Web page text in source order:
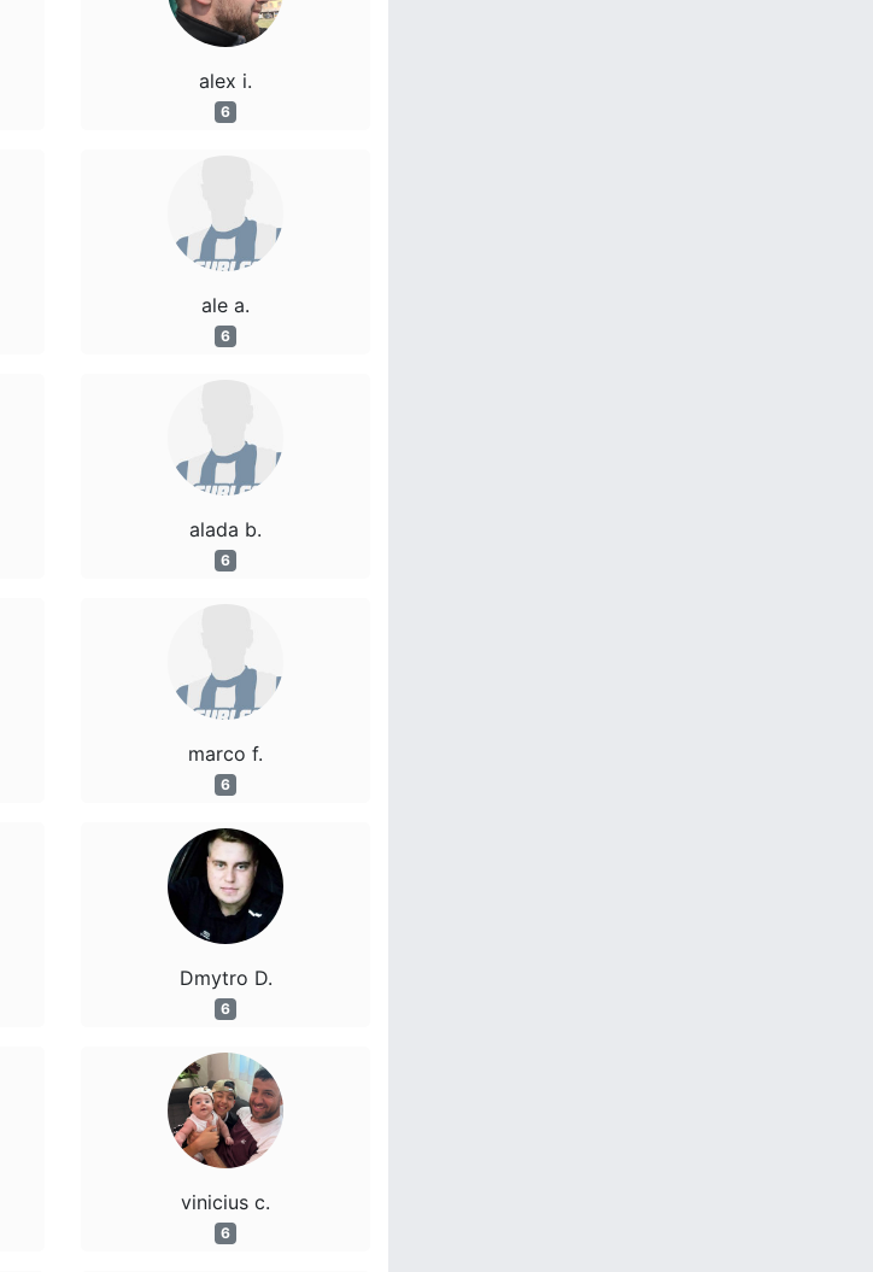
alex i.
6
ale a.
6
alada b.
6
marco f.
6
Dmytro D.
6
vinicius c.
6